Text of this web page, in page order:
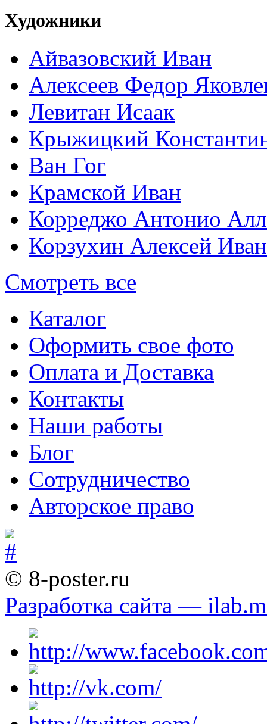
Художники
Айвазовский Иван
Алексеев Федор
Левитан Исаак
Крыжицкий
Ван Гог
Крамской Иван
Корреджо Антонио
Корзухин Алексей
Смотреть все
Каталог
Оформить свое фото
Оплата и Доставка
Контакты
Наши работы
Блог
Сотрудничество
Авторское право
© 8-poster.ru
Разработка сайта —